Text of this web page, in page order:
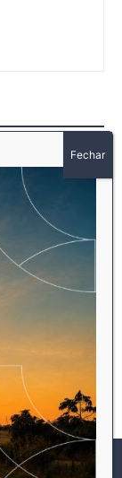
da chegada do
pacientes
experiência